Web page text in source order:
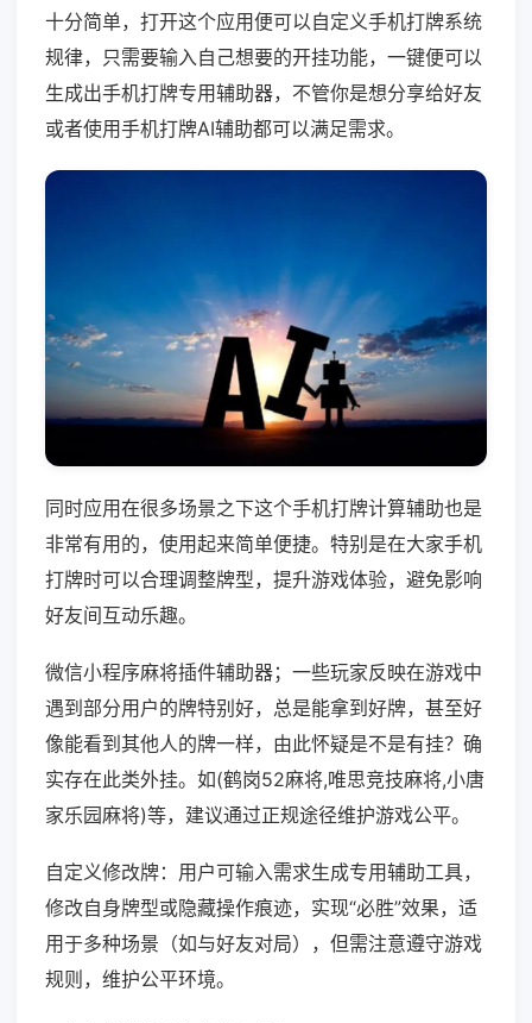
十分简单，打开这个应用便可以自定义手机打牌系统
规律，只需要输入自己想要的开挂功能，一键便可以
生成出手机打牌专用辅助器，不管你是想分享给好友
或者使用手机打牌AI辅助都可以满足需求。
同时应用在很多场景之下这个手机打牌计算辅助也是
非常有用的，使用起来简单便捷。特别是在大家手机
打牌时可以合理调整牌型，提升游戏体验，避免影响
好友间互动乐趣。
微信小程序麻将插件辅助器；一些玩家反映在游戏中
遇到部分用户的牌特别好，总是能拿到好牌，甚至好
像能看到其他人的牌一样，由此怀疑是不是有挂？确
实存在此类外挂。如(鹤岗52麻将,唯思竞技麻将,小唐
家乐园麻将)等，建议通过正规途径维护游戏公平。
自定义修改牌：用户可输入需求生成专用辅助工具，
修改自身牌型或隐藏操作痕迹，实现“必胜”效果，适
用于多种场景（如与好友对局），但需注意遵守游戏
规则，维护公平环境。